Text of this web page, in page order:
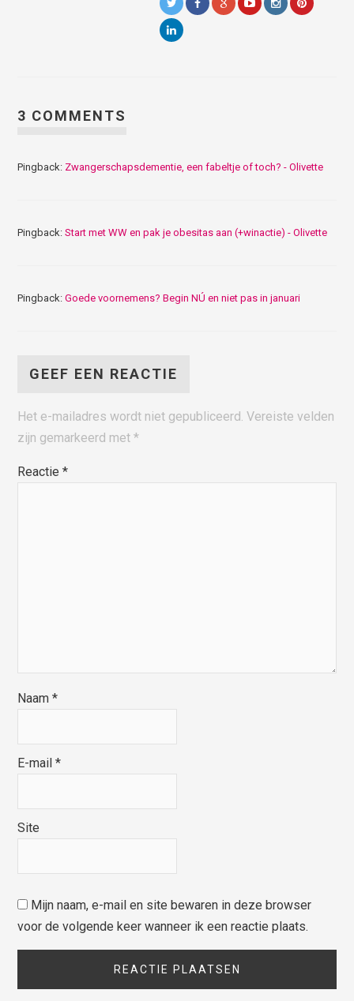
3 COMMENTS
Pingback: Zwangerschapsdementie, een fabeltje of toch? - Olivette
Pingback:Start met WW en pak je obesitas aan (+winactie) - Olivette
Pingback:Goede voornemens? Begin NÚ en niet pas in januari
GEEF EEN REACTIE
Het e-mailadres wordt niet gepubliceerd. Vereiste velden
zijn gemarkeerd met*
Reactie*
Naam*
E-mail*
Site
Mijn naam, e-mail en site bewaren in deze browser
voor de volgende keer wanneer ik een reactie plaats.